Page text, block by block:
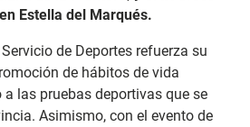
Estella del Marqués.
de Deportes refuerza su
de hábitos de vida
las pruebas deportivas que se
Asimismo, con el evento de